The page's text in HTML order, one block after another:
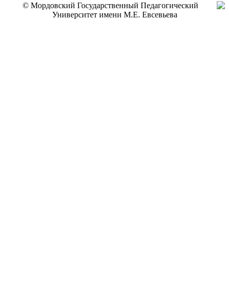
© Мордовский Государственный Педагогический
Университет имени М.Е. Евсевьева